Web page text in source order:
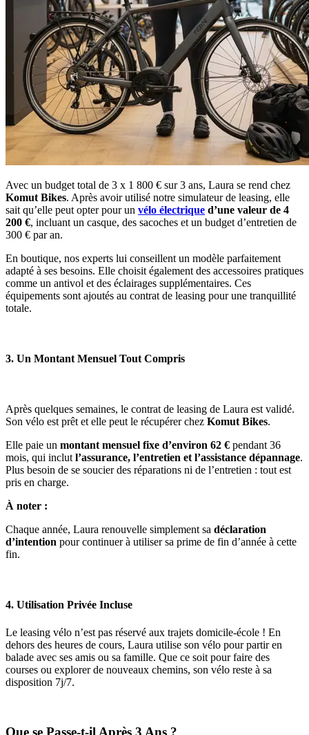
Avec un budget total de 3 x 1 800 € sur 3 ans, Laura se rend chez
Komut Bikes. Après avoir utilisé notre simulateur de leasing, elle
sait qu’elle peut opter pour un vélo électrique d’une valeur de 4
200 €, incluant un casque, des sacoches et un budget d’entretien de
300 € par an.
En boutique, nos experts lui conseillent un modèle parfaitement
adapté à ses besoins. Elle choisit également des accessoires pratiques
comme un antivol et des éclairages supplémentaires. Ces
équipements sont ajoutés au contrat de leasing pour une tranquillité
totale.
3. Un Montant Mensuel Tout Compris
Après quelques semaines, le contrat de leasing de Laura est validé.
Son vélo est prêt et elle peut le récupérer chez Komut Bikes.
Elle paie un montant mensuel fixe d’environ 62 € pendant 36
mois, qui inclut l’assurance, l’entretien et l’assistance dépannage.
Plus besoin de se soucier des réparations ni de l’entretien : tout est
pris en charge.
À noter :
Chaque année, Laura renouvelle simplement sa déclaration
d’intention pour continuer à utiliser sa prime de fin d’année à cette
fin.
4. Utilisation Privée Incluse
Le leasing vélo n’est pas réservé aux trajets domicile-école ! En
dehors des heures de cours, Laura utilise son vélo pour partir en
balade avec ses amis ou sa famille. Que ce soit pour faire des
courses ou explorer de nouveaux chemins, son vélo reste à sa
disposition 7j/7.
Que se Passe-t-il Après 3 Ans ?